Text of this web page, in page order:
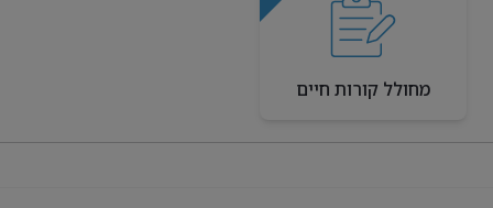
מחולל קורות חיים